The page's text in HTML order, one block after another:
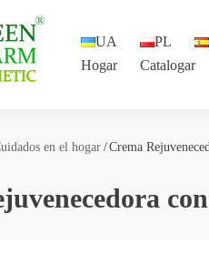
UA PL
Hogar
Catalogar
en el hogar Crema